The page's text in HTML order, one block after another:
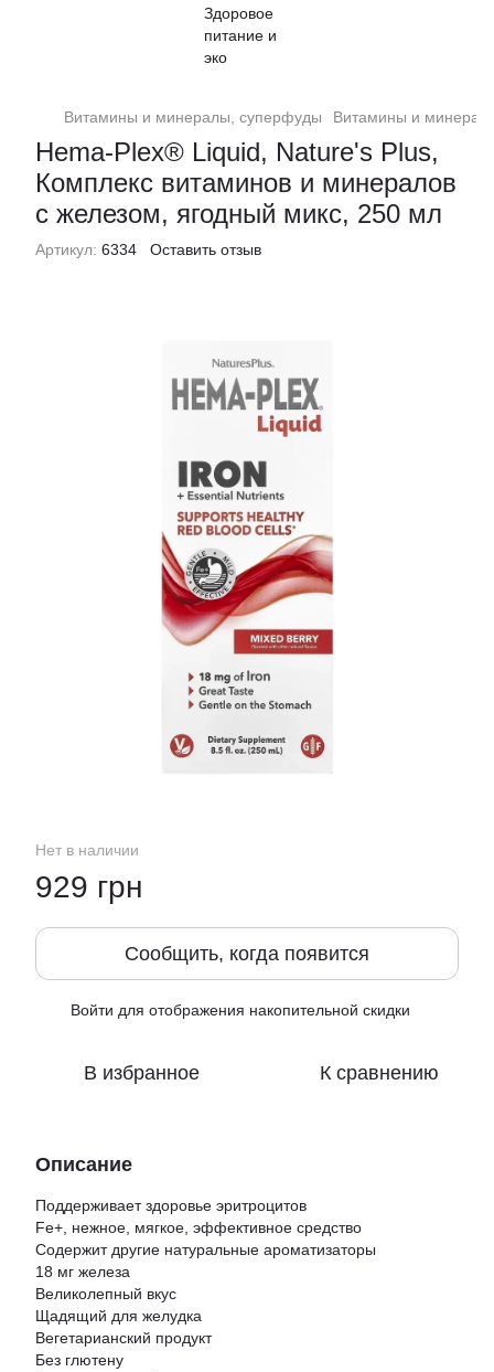
Витамины и минералы, суперфуды Витамины и
Hema-Plex® Liquid, Nature's Plus,
Комплекс витаминов и минералов
с железом, ягодный микс, 250 мл
Артикул: 6334 Оставить отзыв
Нет в наличии
929 грн
Сообщить, когда появится
Войти для отображения накопительной скидки
В избранное К сравнению
Описание
Поддерживает здоровье эритроцитов
Fe+, нежное, мягкое, эффективное средство
Содержит другие натуральные ароматизаторы
18 мг железа
Великолепный вкус
Щадящий для желудка
Вегетарианский продукт
Без глютену